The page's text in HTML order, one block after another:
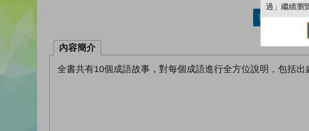
加入／
內容簡介
全書共有10個成語故事，對每個成語進行全方位說明，包括
過」繼續瀏